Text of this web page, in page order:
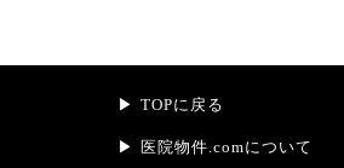
TOPに戻る
医院物件.comについて